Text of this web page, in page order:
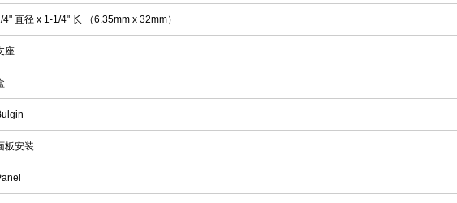
4" 直径 x 1-1/4" 长 （6.35mm x 32mm）
座
板安装